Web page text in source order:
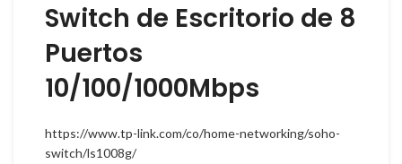
Switch de Escritorio de 8
Puertos
10/100/1000Mbps
https://www.tp-link.com/co/home-networking/soho-
switch/ls1008g/
Instagram
Facebook